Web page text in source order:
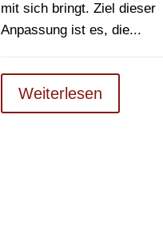
mit sich bringt. Ziel dieser
Anpassung ist es, die...
Weiterlesen